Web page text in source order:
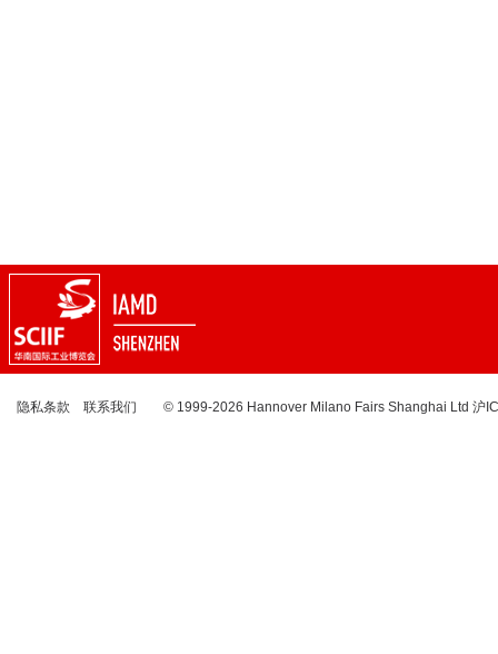
隐私条款 联系我们 © 1999-2026 Hannover Milano Fairs Shanghai Ltd 沪